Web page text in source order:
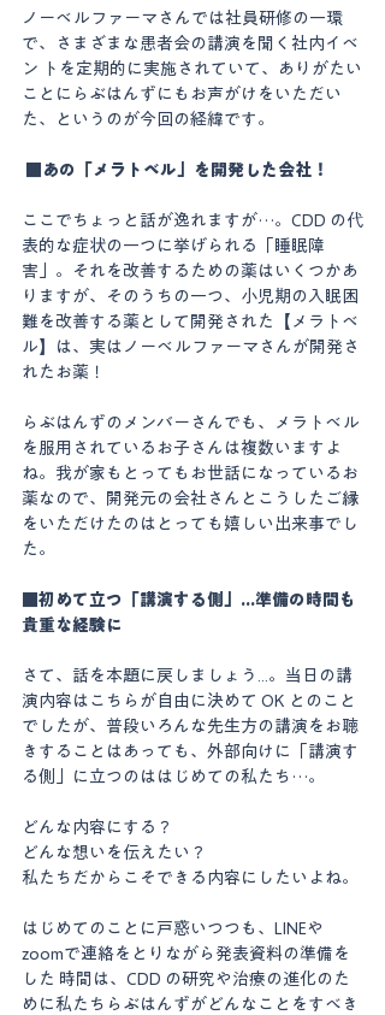
ノーベルファーマさんでは社員研修の一環
で、さまざまな患者会の講演を聞く社内イベ
ン トを定期的に実施されていて、ありがたい
ことにらぶはんずにもお声がけをいただい
た、というのが今回の経緯です。
■あの「メラトベル」を開発した会社！
ここでちょっと話が逸れますが…。CDD の代
表的な症状の一つに挙げられる「睡眠障
害」。それを改善するための薬はいくつかあ
りますが、そのうちの一つ、小児期の入眠困
難を改善する薬として開発された【メラトベ
ル】は、実はノーベルファーマさんが開発さ
れたお薬！
らぶはんずのメンバーさんでも、メラトベル
を服用されているお子さんは複数いますよ
ね。我が家もとってもお世話になっているお
薬なので、開発元の会社さんとこうしたご縁
をいただけたのはとっても嬉しい出来事でし
た。
■初めて立つ「講演する側」...準備の時間も
貴重な経験に
さて、話を本題に戻しましょう...。当日の講
演内容はこちらが自由に決めて OK とのこと
でしたが、普段いろんな先生方の講演をお聴
きすることはあっても、外部向けに「講演す
る側」に立つのははじめての私たち…。
どんな内容にする？
どんな想いを伝えたい？
私たちだからこそできる内容にしたいよね。
はじめてのことに戸惑いつつも、LINEや
zoomで連絡をとりながら発表資料の準備を
した 時間は、CDD の研究や治療の進化のた
めに私たちらぶはんずがどんなことをすべき